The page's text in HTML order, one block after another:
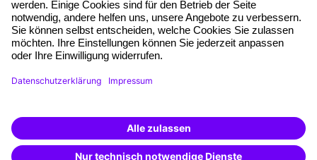
Qualitätsstandards
Planung und Locations
Fördermöglichkeiten
Weiterbildungs-App
Besondere Angebote
Weiterbildung finden -
mit KI-Power!
Beschreibe was du suchst und erhalte